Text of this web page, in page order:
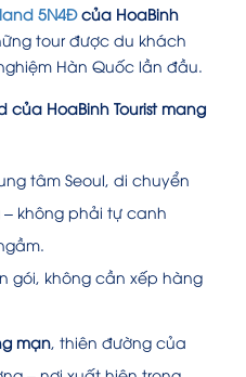
5N4Đcủa HoaBinh
tour được du khách
Hàn Quốc lần đầu.
của HoaBinh Tourist mang
tâm Seoul, di chuyển
không phải tự canh
gói, không cần xếp hàng
mạn , thiên đường của